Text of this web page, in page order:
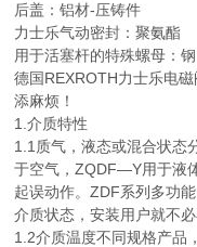
后盖：铝材-压铸件
力士乐气动密封：聚氨酯
用于活塞杆的特殊螺母：
德国REXROTH力士乐电
添麻烦！
1.介质特性
1.1质气，液态或混合状态
于空气，ZQDF—Y用于液
起误动作。ZDF系列多功
介质状态，安装用户就不必
1.2介质温度不同规格产品